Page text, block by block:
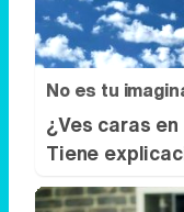
No es tu
¿Ves caras
Tiene